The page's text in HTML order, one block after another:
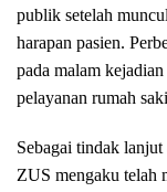
publik setelah
harapan pasien.
pada malam
pelayanan rumah
Sebagai tindak
ZUS mengaku telah